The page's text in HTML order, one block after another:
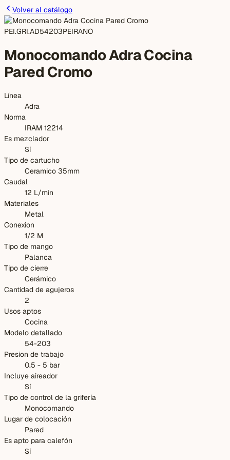
Volver al catálogo
PEI.GRI.AD54203PEIRANO
Monocomando Adra Cocina
Pared Cromo
Línea
Adra
Norma
IRAM 12214
Es mezclador
Sí
Tipo de cartucho
Ceramico 35mm
Caudal
12 L/min
Materiales
Metal
Conexion
1/2 M
Tipo de mango
Palanca
Tipo de cierre
Cerámico
Cantidad de agujeros
2
Usos aptos
Cocina
Modelo detallado
54-203
Presion de trabajo
0.5 - 5 bar
Incluye aireador
Sí
Tipo de control de la grifería
Monocomando
Lugar de colocación
Pared
Es apto para calefón
Sí